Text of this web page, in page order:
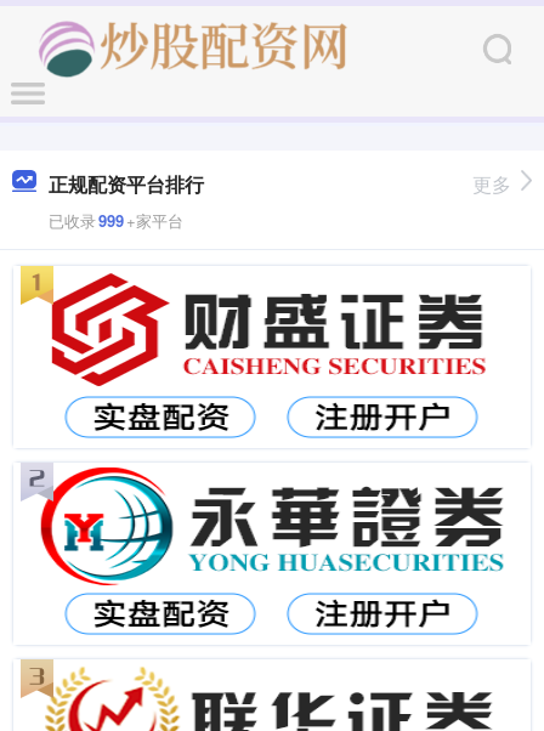
正规配资平台排行
已收录999+家平台
更多